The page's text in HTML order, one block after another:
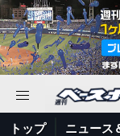
トップ ニュース